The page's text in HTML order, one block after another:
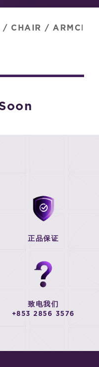
/ CHAIR /
正品保证
致电我们
+853 2856 3576